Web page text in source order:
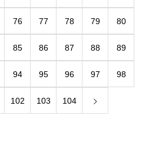
76 77 78 79 80
85 86 87 88 89
94 95 96 97 98
102 103 104